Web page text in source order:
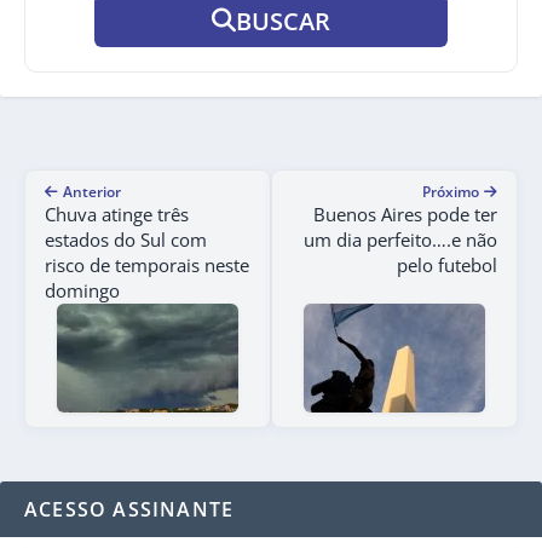
BUSCAR
Anterior
Chuva atinge três
estados do Sul com
risco de temporais neste
domingo
Próximo
Buenos Aires pode ter
um dia perfeito….e não
pelo futebol
ACESSO ASSINANTE